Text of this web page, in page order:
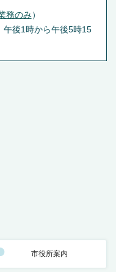
市役所案内
務のみ ）
後1時から午後5時15